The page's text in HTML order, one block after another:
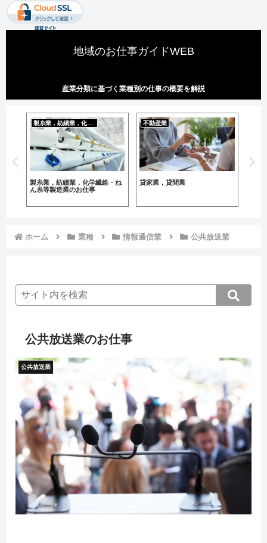
地域のお仕事ガイドWEB
産業分類に基づく業種別の仕事の概要を解説
製糸業，紡績業，化学繊維・ねん糸等製造業
製糸業，紡績業，化学繊維・ね
ん糸等製造業のお仕事
不動産業
貸家業，貸間業
ホーム 業種 情報通信業 公共放送業
公共放送業のお仕事
公共放送業